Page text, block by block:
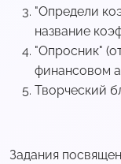
"Определи
название
"Опросник"
финансовом
Творческий
Задания